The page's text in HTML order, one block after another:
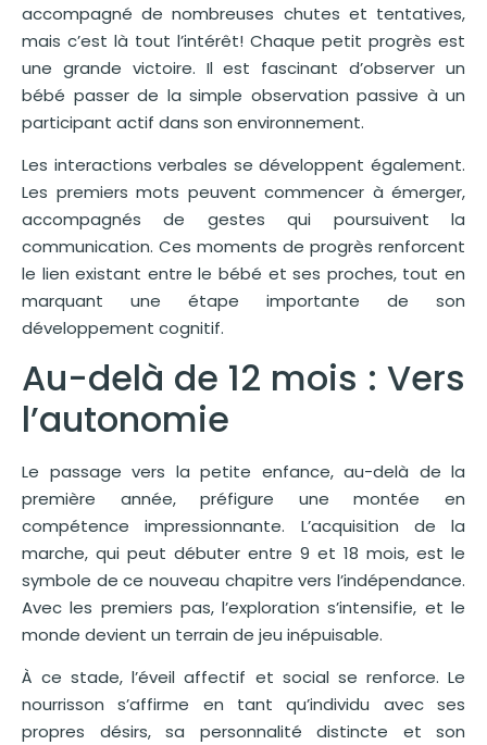
accompagné de nombreuses chutes et tentatives,
mais c’est là tout l’intérêt! Chaque petit progrès est
une grande victoire. Il est fascinant d’observer un
bébé passer de la simple observation passive à un
participant actif dans son environnement.
Les interactions verbales se développent également.
Les premiers mots peuvent commencer à émerger,
accompagnés de gestes qui poursuivent la
communication. Ces moments de progrès renforcent
le lien existant entre le bébé et ses proches, tout en
marquant une étape importante de son
développement cognitif.
Au-delà de 12 mois : Vers
l’autonomie
Le passage vers la petite enfance, au-delà de la
première année, préfigure une montée en
compétence impressionnante. L’acquisition de la
marche, qui peut débuter entre 9 et 18 mois, est le
symbole de ce nouveau chapitre vers l’indépendance.
Avec les premiers pas, l’exploration s’intensifie, et le
monde devient un terrain de jeu inépuisable.
À ce stade, l’éveil affectif et social se renforce. Le
nourrisson s’affirme en tant qu’individu avec ses
propres désirs, sa personnalité distincte et son